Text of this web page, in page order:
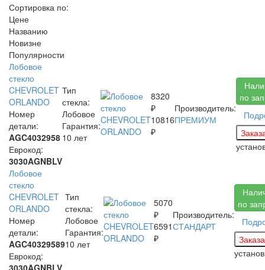
Сортировка по:
Цене
Названию
Новизне
Популярности
Лобовое
стекло
CHEVROLET
ORLANDO
Номер
детали:
AGC4032958
Еврокод:
3030AGNBLV
Тип
стекла:
Лобовое
Гарантия:
10 лет
8320
₽
10816
₽
Производитель:
ПРЕМИУМ
по
Лобовое
стекло
CHEVROLET
ORLANDO
Номер
детали:
AGC40329589
Еврокод:
3030AGNBLV
Тип
стекла:
Лобовое
Гарантия:
10 лет
5070
₽
6591
₽
Производитель:
СТАНДАРТ
по